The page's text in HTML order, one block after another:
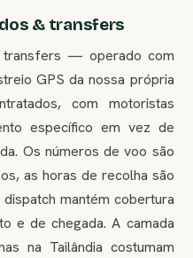
& transfers
transfers — operado com
GPS da nossa própria
com motoristas
específico em vez de
Os números de voo são
as horas de recolha são
mantém cobertura
e de chegada. A camada
na Tailândia costumam